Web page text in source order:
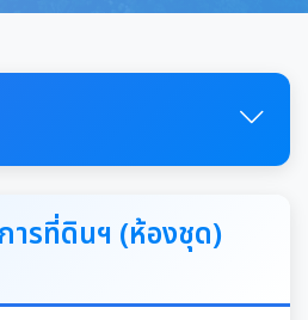
ศมนตรีเมืองสุเทพ
รที่ดินฯ (ห้องชุด)